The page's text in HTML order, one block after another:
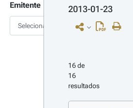
Emitente
Selecionar
2013-01-23
16 de
16
resultados